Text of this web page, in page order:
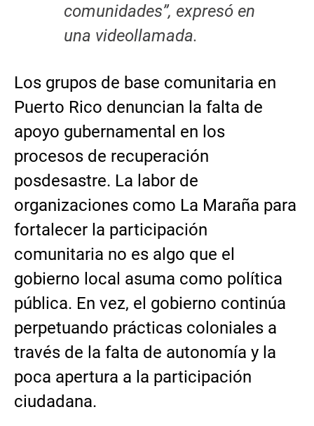
comunidades”, expresó en
una videollamada.
Los grupos de base comunitaria en
Puerto Rico denuncian la falta de
apoyo gubernamental en los
procesos de recuperación
posdesastre. La labor de
organizaciones como La Maraña para
fortalecer la participación
comunitaria no es algo que el
gobierno local asuma como política
pública. En vez, el gobierno continúa
perpetuando prácticas coloniales a
través de la falta de autonomía y la
poca apertura a la participación
ciudadana.